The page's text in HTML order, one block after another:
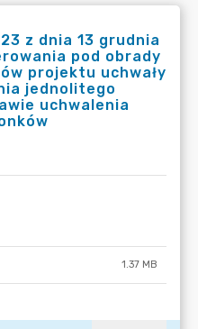
z dnia 13 grudnia
pod obrady
projektu uchwały
jednolitego
uchwalenia
1.37 MB